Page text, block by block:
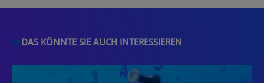
DAS KÖNNTE SIE AUCH INTERESSIEREN